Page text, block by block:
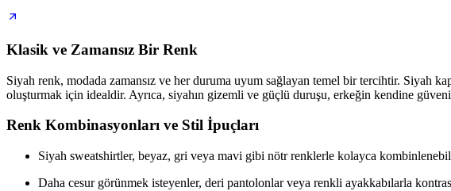
Klasik ve Zamansız Bir Renk
Siyah renk, modada zamansız ve her duruma uyum sağlayan temel bir tercihtir. Siyah
oluşturmak için idealdir. Ayrıca, siyahın gizemli ve güçlü duruşu, erkeğin kendine
Renk Kombinasyonları ve Stil İpuçları
Siyah sweatshirtler, beyaz, gri veya mavi gibi nötr renklerle kolayca
Daha cesur görünmek isteyenler, deri pantolonlar veya renkli ayakkabılarla